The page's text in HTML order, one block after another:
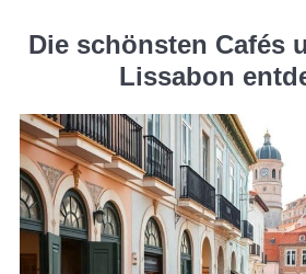
Die schönsten Cafés
Lissabon